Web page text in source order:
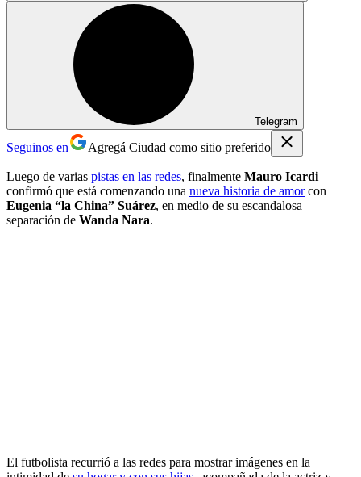
Telegram
Seguinos en Agregá Ciudad como sitio preferido
Luego de varias pistas en las redes, finalmente Mauro Icardi
confirmó que está comenzando una nueva historia de amorcon
Eugenia “la China” Suárez, en medio de su escandalosa
separación de Wanda Nara.
El futbolista recurrió a las redes para mostrar imágenes en la